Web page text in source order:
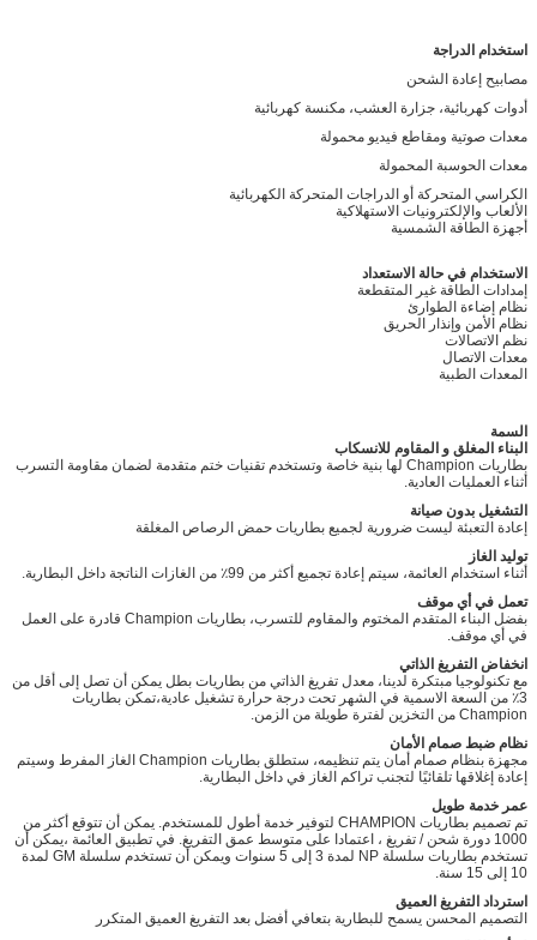
استخدام الدراجة
مصابيح إعادة الشحن
أدوات كهربائية، جزارة العشب، مكنسة كهربائية
معدات صوتية ومقاطع فيديو محمولة
معدات الحوسبة المحمولة
الكراسي المتحركة أو الدراجات المتحركة الكهربائية
الألعاب والإلكترونيات الاستهلاكية
أجهزة الطاقة الشمسية
الاستخدام في حالة الاستعداد
إمدادات الطاقة غير المتقطعة
نظام إضاءة الطوارئ
نظام الأمن وإنذار الحريق
نظم الاتصالات
معدات الاتصال
المعدات الطبية
السمة
البناء المغلق و المقاوم للانسكاب
بطاريات Champion لها بنية خاصة وتستخدم تقنيات ختم متقدمة لضمان مقاومة التسرب
أثناء العمليات العادية.
التشغيل بدون صيانة
إعادة التعبئة ليست ضرورية لجميع بطاريات حمض الرصاص المغلقة
توليد الغاز
أثناء استخدام العائمة، سيتم إعادة تجميع أكثر من 99٪ من الغازات الناتجة داخل البطارية.
تعمل في أي موقف
بفضل البناء المتقدم المختوم والمقاوم للتسرب، بطاريات Champion قادرة على العمل
في أي موقف.
انخفاض التفريغ الذاتي
مع تكنولوجيا مبتكرة لدينا، معدل تفريغ الذاتي من بطاريات بطل يمكن أن تصل إلى أقل من
3٪ من السعة الاسمية في الشهر تحت درجة حرارة تشغيل عادية،تمكن بطاريات
Champion من التخزين لفترة طويلة من الزمن.
نظام ضبط صمام الأمان
مجهزة بنظام صمام أمان يتم تنظيمه، ستطلق بطاريات Champion الغاز المفرط وسيتم
إعادة إغلاقها تلقائيًا لتجنب تراكم الغاز في داخل البطارية.
عمر خدمة طويل
تم تصميم بطاريات CHAMPION لتوفير خدمة أطول للمستخدم. يمكن أن تتوقع أكثر من
1000 دورة شحن / تفريغ ، اعتمادا على متوسط عمق التفريغ. في تطبيق العائمة ،يمكن أن
تستخدم بطاريات سلسلة NP لمدة 3 إلى 5 سنوات ويمكن أن تستخدم سلسلة GM لمدة
10 إلى 15 سنة.
استرداد التفريغ العميق
التصميم المحسن يسمح للبطارية بتعافي أفضل بعد التفريغ العميق المتكرر